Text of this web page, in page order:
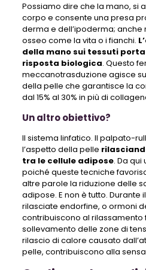
Possiamo dire che la mano, si
corpo e consente una presa
derma e dell’ipoderma; anche
osseo come la vita o i fianchi.
della mano sui tessuti
risposta biologica. Questo
meccanotrasduzione agisce
della pelle che garantisce la
dal 15% al ​​30% in più di
Un altro obiettivo?
Il sistema linfatico. Il palpato-
l’aspetto della pelle
tra le cellule adipose. Da qui
poiché queste tecniche
altre parole la riduzione delle
adipose. E non è tutto.
rilasciate endorfine, o ormoni
contribuiscono al rilassamento
sollevamento delle zone di
rilascio di calore causato
pelle, contribuiscono alla